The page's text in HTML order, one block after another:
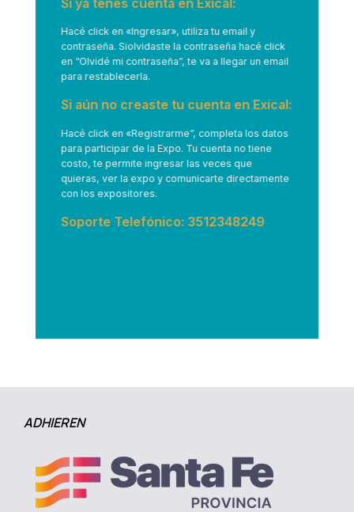
Si ya tenés cuenta en Exical:
Hacé click en «Ingresar», utiliza tu email y
contraseña. Siolvidaste la contraseña hacé click
en “Olvidé mi contraseña”, te va a llegar un email
para restablecerla.
Si aún no creaste tu cuenta en Exical:
Hacé click en «Registrarme”, completa los datos
para participar de la Expo. Tu cuenta no tiene
costo, te permite ingresar las veces que
quieras, ver la expo y comunicarte directamente
con los expositores.
Soporte Telefónico: 3512348249
ADHIEREN